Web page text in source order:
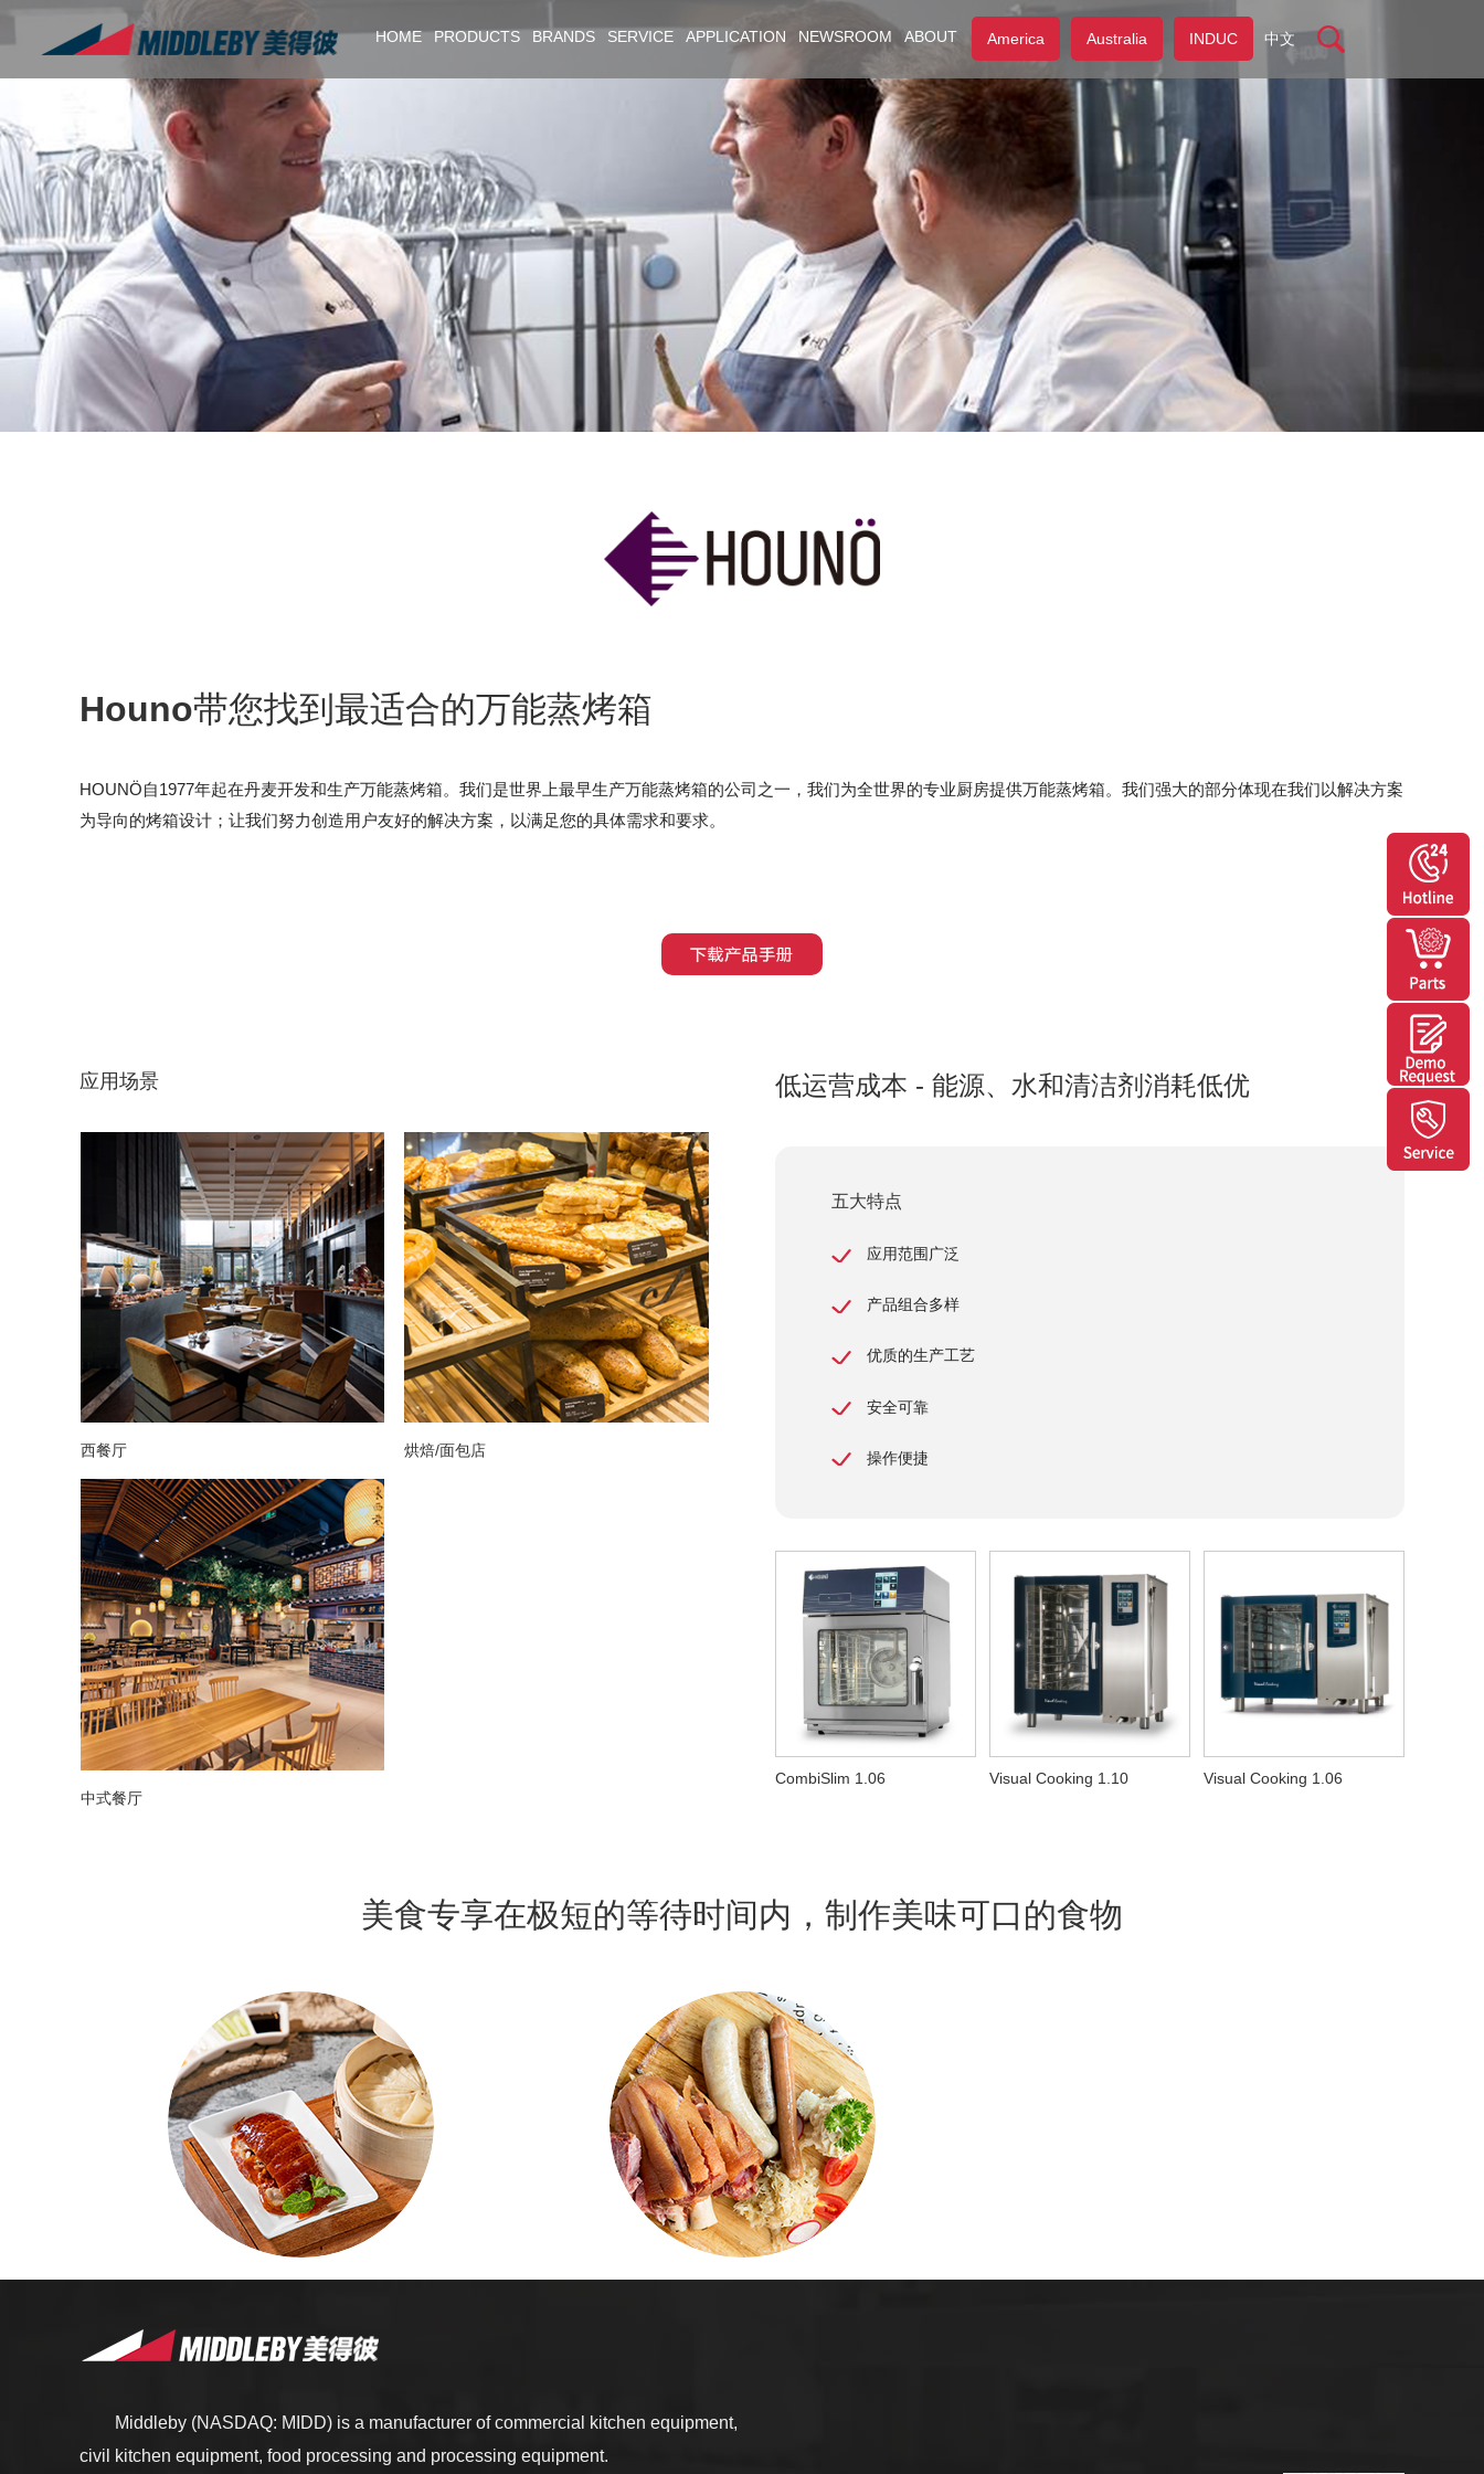
HOME PRODUCTS BRANDS SERVICE APPLICATION NEWSROOM ABOUT America Australia INDUC 中文
Houno带您找到最适合的万能蒸烤箱
HOUNÖ自1977年起在丹麦开发和生产万能蒸烤箱。我们是世界上最早生产万能蒸烤箱的公司之一，我们为全世界的专业厨房提供万能蒸烤箱。我们强大的部分体现在我们以解决方案
为导向的烤箱设计；让我们努力创造用户友好的解决方案，以满足您的具体需求和要求。
应用场景
西餐厅 烘焙/面包店
中式餐厅
低运营成本 - 能源、水和清洁剂消耗低优
五大特点
应用范围广泛
产品组合多样
优质的生产工艺
安全可靠
操作便捷
CombiSlim 1.06 Visual Cooking 1.10 Visual Cooking 1.06
美食专享在极短的等待时间内，制作美味可口的食物
Middleby (NASDAQ: MIDD) is a manufacturer of commercial kitchen equipment,
civil kitchen equipment, food processing and processing equipment.